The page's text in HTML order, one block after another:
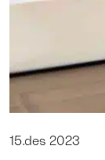
15.des 2023